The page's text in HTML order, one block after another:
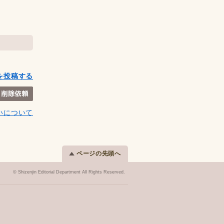
投稿する
について
ページの先頭へ
© Shizenjin Editorial Department All Rights Reserved.